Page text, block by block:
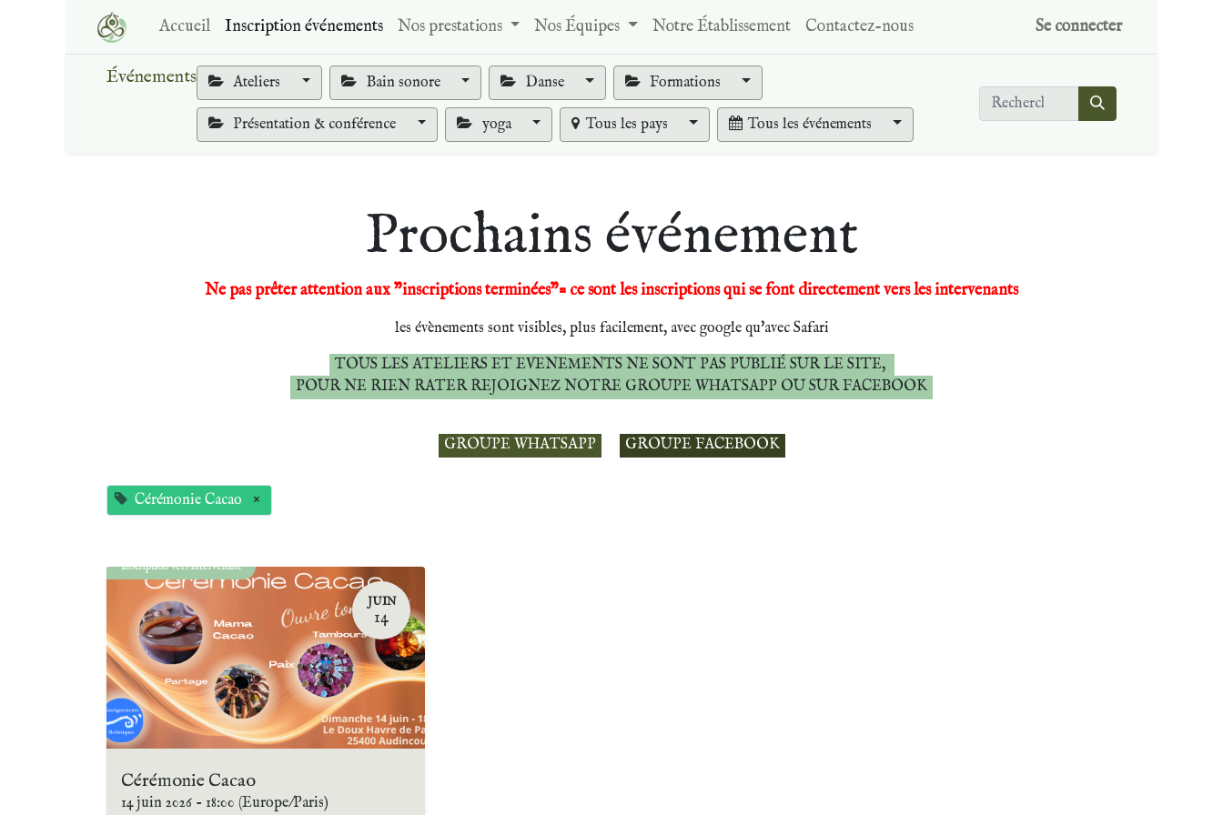
Accueil Inscription événements Nos prestations Nos Équipes Notre Établissement Contactez-nous Se connecter
Événements Ateliers Bain sonore Danse Formations
Présentation & conférence yoga Tous les pays Tous les événements
Prochains événement
Ne pas prêter attention aux "inscriptions terminées"= ce sont les inscriptions qui se font directement vers les intervenants
les évènements sont visibles, plus facilement, avec google qu'avec Safari
TOUS LES ATELIERS ET EVENEMENTS NE SONT PAS PUBLIÉ SUR LE SITE,
POUR NE RIEN RATER REJOIGNEZ NOTRE GROUPE WHATSAPP OU SUR FACEBOOK
GROUPE WHATSAPP GROUPE FACEBOOK
Cérémonie Cacao ×
JUIN
14
Inscription vers intervenant
Cérémonie Cacao
14 juin 2026 - 18:00 (Europe/Paris)